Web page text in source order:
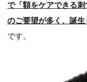
で「額をケアできる
のご要望が多く、誕生
です。